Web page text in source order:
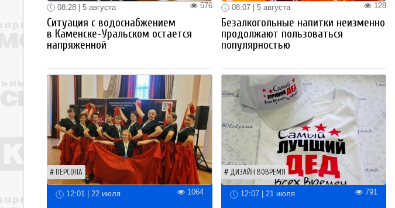
576
08:28 | 5 августа
Ситуация с водоснабжением
в Каменске-Уральском остается
напряженной
128
08:07 | 5 августа
Безалкогольные напитки неизменно
продолжают пользоваться
популярностью
ПЕРСОНА
12:01 | 22 июля 1064
ДИЗАЙН ВОВРЕМЯ
12:07 | 21 июля 791